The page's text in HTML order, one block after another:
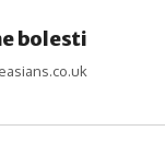
bolesti